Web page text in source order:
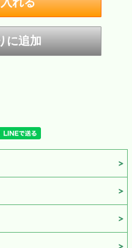
ルク印刷、裏面無地
重さ54ｇ（乾燥時）
ス
社永久保証書
境により商品の色合いが
ざいますので、予めご了